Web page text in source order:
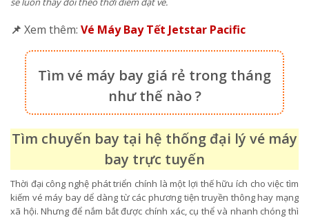
📌 Xem thêm: Vé Máy Bay Tết Jetstar Pacific
Tìm vé máy bay giá rẻ trong tháng
như thế nào ?
Tìm chuyến bay tại hệ thống đại lý vé máy
bay trực tuyến
Thời đại công nghệ phát triển chính là một lợi thế hữu ích cho việc tìm
kiếm vé máy bay dể dàng từ các phương tiện truyền thông hay mạng
xã hội. Nhưng để nắm bắt được chính xác, cụ thể và nhanh chóng thì